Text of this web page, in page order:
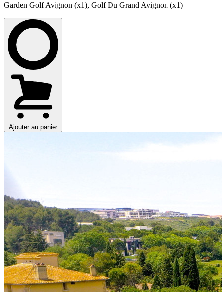
Garden Golf Avignon (x1), Golf Du Grand Avignon (x1)
Ajouter au panier